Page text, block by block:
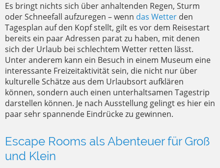
Es bringt nichts sich über anhaltenden Regen, Sturm
oder Schneefall aufzuregen – wenn das Wetter den
Tagesplan auf den Kopf stellt, gilt es vor dem Reisestart
bereits ein paar Adressen parat zu haben, mit denen
sich der Urlaub bei schlechtem Wetter retten lässt.
Unter anderem kann ein Besuch in einem Museum eine
interessante Freizeitaktivität sein, die nicht nur über
kulturelle Schätze aus dem Urlaubsort aufklären
können, sondern auch einen unterhaltsamen Tagestrip
darstellen können. Je nach Ausstellung gelingt es hier ein
paar sehr spannende Eindrücke zu gewinnen.
Escape Rooms als Abenteuer für Groß
und Klein